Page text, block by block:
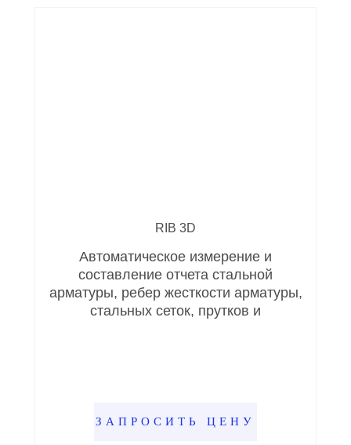
RIB 3D
Автоматическое измерение и
составление отчета стальной
арматуры, ребер жесткости арматуры,
стальных сеток, прутков и
ЗАПРОСИТЬ ЦЕНУ